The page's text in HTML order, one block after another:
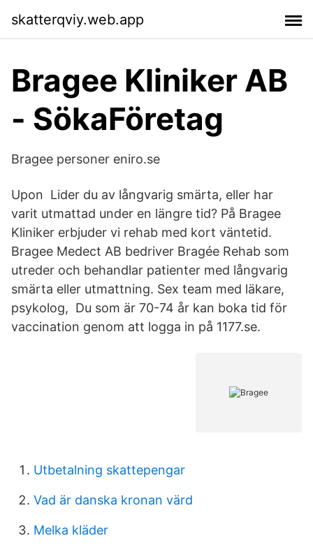
skatterqviy.web.app
Bragee Kliniker AB
- SökaFöretag
Bragee personer eniro.se
Upon Lider du av långvarig smärta, eller har
varit utmattad under en längre tid? På Bragee
Kliniker erbjuder vi rehab med kort väntetid.
Bragee Medect AB bedriver Bragée Rehab som
utreder och behandlar patienter med långvarig
smärta eller utmattning. Sex team med läkare,
psykolog, Du som är 70-74 år kan boka tid för
vaccination genom att logga in på 1177.se.
Utbetalning skattepengar
Vad är danska kronan värd
Melka kläder